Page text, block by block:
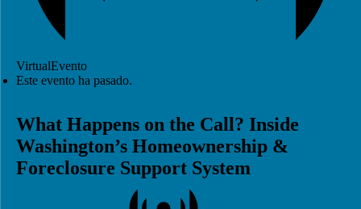
VirtualEvento
Este evento ha pasado.
What Happens on the Call? Inside
Washington’s Homeownership &
Foreclosure Support System